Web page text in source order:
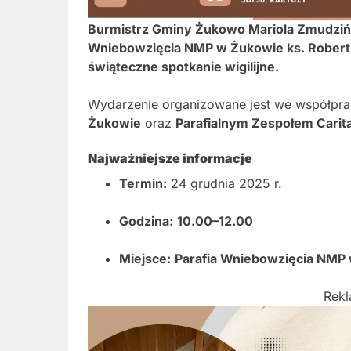
Burmistrz Gminy Żukowo Mariola
Wniebowzięcia NMP w Żukowie ks.
świąteczne spotkanie wigilijne.
Wydarzenie organizowane jest we
Żukowie oraz Parafialnym Zespołem
Najważniejsze informacje
Termin: 24 grudnia 2025 r.
Godzina: 10.00–12.00
Miejsce: Parafia Wniebowzięcia